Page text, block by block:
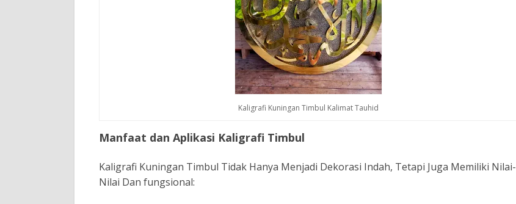
Kaligrafi Kuningan Timbul Kalimat Tauhid
Manfaat dan Aplikasi Kaligrafi Timbul
Kaligrafi Kuningan Timbul Tidak Hanya Menjadi Dekorasi Indah, Tetapi Juga Memiliki Nilai-
Nilai Dan fungsional: